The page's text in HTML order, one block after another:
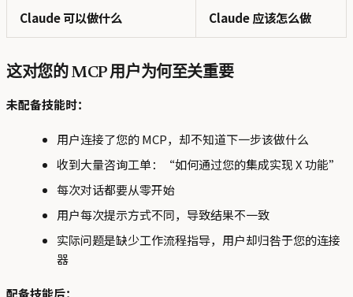
Claude 可以做什么 Claude 应该怎么做
这对您的 MCP 用户为何至关重要
未配备技能时：
用户连接了您的 MCP，却不知道下一步该做什么
收到大量咨询工单：“如何通过您的集成实现 X 功能”
每次对话都要从零开始
用户每次提示方式不同，导致结果不一致
实际问题是缺少工作流程指导，用户却归咎于您的连接
器